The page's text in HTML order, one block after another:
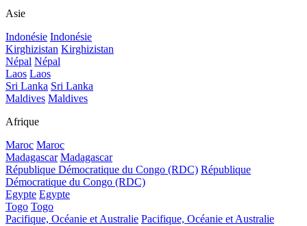
Asie
Indonésie Indonésie
Kirghizistan Kirghizistan
Népal Népal
Laos Laos
Sri Lanka Sri Lanka
Maldives Maldives
Afrique
Maroc Maroc
Madagascar Madagascar
République Démocratique du Congo (RDC) République
Démocratique du Congo (RDC)
Egypte Egypte
Togo Togo
Pacifique, Océanie et Australie Pacifique, Océanie et Australie